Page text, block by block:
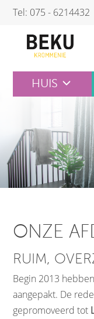
Skip
content
Tel: 075 - 6214432
HUIS
ONZE
RUIM,
Begin 2013
aangepakt. De
gepromoveerd tot